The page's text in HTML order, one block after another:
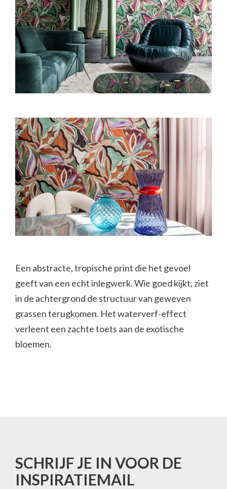
Een abstracte, tropische print die het gevoel
geeft van een echt inlegwerk. Wie goed kijkt, ziet
in de achtergrond de structuur van geweven
grassen terugkomen. Het waterverf-effect
verleent een zachte toets aan de exotische
bloemen.
SCHRIJF JE IN VOOR DE
INSPIRATIEMAIL